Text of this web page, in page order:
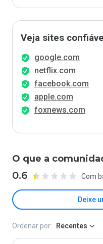
Veja sites
google.com
netflix.com
facebook.com
apple.com
foxnews.com
O que a
0.6 Com
Deixe
Ordenar por: Recentes